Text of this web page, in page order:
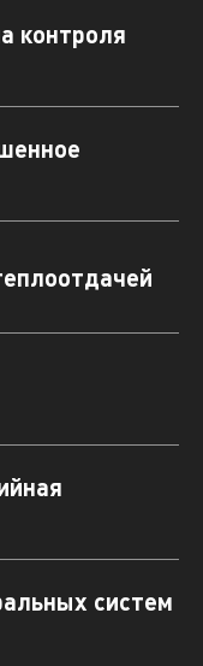
соглашаетесь
данных.
контроля
систем